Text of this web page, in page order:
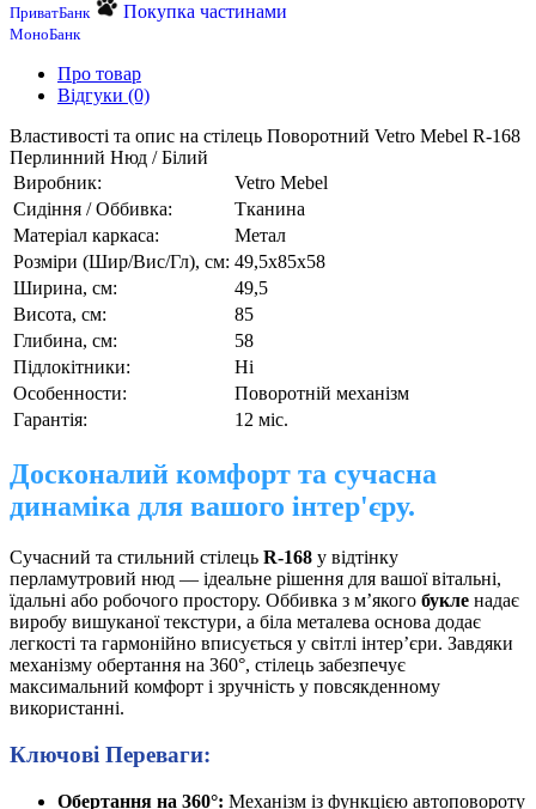
ПриватБанк Покупка частинами
МоноБанк
Про товар
Відгуки (0)
Властивості та опис на стілець Поворотний Vetro Mebel R-168
Перлинний Нюд / Білий
Виробник:
Vetro Mebel
Сидіння / Оббивка:
Тканина
Матеріал каркаса:
Метал
Розміри (Шир/Вис/Гл), см: 49,5х85х58
Ширина, см:
49,5
Висота, см:
85
Глибина, см:
58
Підлокітники:
Ні
Особенности:
Поворотній механізм
Гарантія:
12 міс.
Досконалий комфорт та сучасна
динаміка для вашого інтер'єру.
Сучасний та стильний стілець R-168 у відтінку
перламутровий нюд — ідеальне рішення для вашої вітальні,
їдальні або робочого простору. Оббивка з м’якого букле надає
виробу вишуканої текстури, а біла металева основа додає
легкості та гармонійно вписується у світлі інтер’єри. Завдяки
механізму обертання на 360°, стілець забезпечує
максимальний комфорт і зручність у повсякденному
використанні.
Ключові Переваги:
Обертання на 360°: Механізм із функцією автоповороту